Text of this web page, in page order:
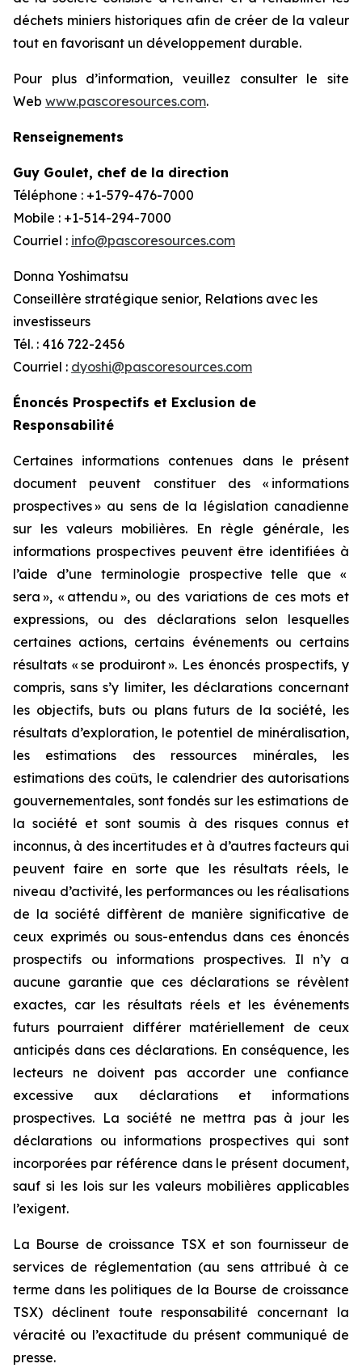
déchets miniers historiques afin de créer de la valeur
tout en favorisant un développement durable.
Pour plus d’information, veuillez consulter le site
Web www.pascoresources.com.
Renseignements
Guy Goulet, chef de la direction
Téléphone : +1-579-476-7000
Mobile : +1-514-294-7000
Courriel : info@pascoresources.com
Donna Yoshimatsu
Conseillère stratégique senior, Relations avec les
investisseurs
Tél. : 416 722-2456
Courriel : dyoshi@pascoresources.com
Énoncés Prospectifs et Exclusion de
Responsabilité
Certaines informations contenues dans le présent
document peuvent constituer des « informations
prospectives» au sens de la législation canadienne
sur les valeurs mobilières. En règle générale, les
informations prospectives peuvent être identifiées à
l’aide d’une terminologie prospective telle que «
sera », « attendu », ou des variations de ces mots et
expressions, ou des déclarations selon lesquelles
certaines actions, certains événements ou certains
résultats « se produiront». Les énoncés prospectifs, y
compris, sans s’y limiter, les déclarations concernant
les objectifs, buts ou plans futurs de la société, les
résultats d’exploration, le potentiel de minéralisation,
les estimations des ressources minérales, les
estimations des coûts, le calendrier des autorisations
gouvernementales, sont fondés sur les estimations de
la société et sont soumis à des risques connus et
inconnus, à des incertitudes et à d’autres facteurs qui
peuvent faire en sorte que les résultats réels, le
niveau d’activité, les performances ou les réalisations
de la société diffèrent de manière significative de
ceux exprimés ou sous-entendus dans ces énoncés
prospectifs ou informations prospectives. Il n’y a
aucune garantie que ces déclarations se révèlent
exactes, car les résultats réels et les événements
futurs pourraient différer matériellement de ceux
anticipés dans ces déclarations. En conséquence, les
lecteurs ne doivent pas accorder une confiance
excessive aux déclarations et informations
prospectives. La société ne mettra pas à jour les
déclarations ou informations prospectives qui sont
incorporées par référence dans le présent document,
sauf si les lois sur les valeurs mobilières applicables
l’exigent.
La Bourse de croissance TSX et son fournisseur de
services de réglementation (au sens attribué à ce
terme dans les politiques de la Bourse de croissance
TSX) déclinent toute responsabilité concernant la
véracité ou l’exactitude du présent communiqué de
presse.